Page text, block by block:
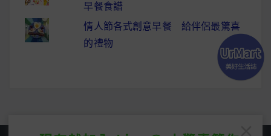
早餐食譜
情人節各式創意早餐 給伴侶最驚喜
的禮物